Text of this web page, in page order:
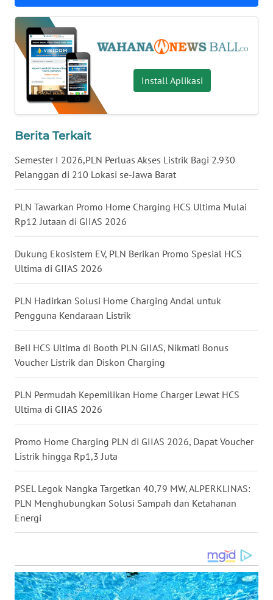
Install Aplikasi
Berita Terkait
Semester I 2026,PLN Perluas Akses Listrik Bagi 2.930
Pelanggan di 210 Lokasi se-Jawa Barat
PLN Tawarkan Promo Home Charging HCS Ultima Mulai
Rp12 Jutaan di GIIAS 2026
Dukung Ekosistem EV, PLN Berikan Promo Spesial HCS
Ultima di GIIAS 2026
PLN Hadirkan Solusi Home Charging Andal untuk
Pengguna Kendaraan Listrik
Beli HCS Ultima di Booth PLN GIIAS, Nikmati Bonus
Voucher Listrik dan Diskon Charging
PLN Permudah Kepemilikan Home Charger Lewat HCS
Ultima di GIIAS 2026
Promo Home Charging PLN di GIIAS 2026, Dapat Voucher
Listrik hingga Rp1,3 Juta
PSEL Legok Nangka Targetkan 40,79 MW, ALPERKLINAS:
PLN Menghubungkan Solusi Sampah dan Ketahanan
Energi
WN
KALTARA
WN
KALSEL
WN
KALTIM
WN
SULSEL
WN
GORONTALO
WN
SULUT
WN
WN
DAIRI
DANAU
TOBA
WN
NIAS
WN
WN
TAPANULI